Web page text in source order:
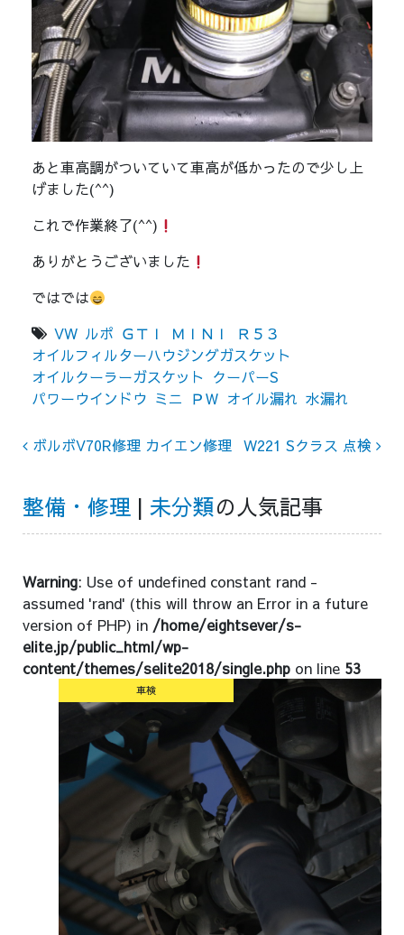
あと車高調がついていて車高が低かったので少し上
げました(^^)
これで作業終了(^^)
ありがとうございました
ではでは
VW ルポ ＧＴＩ ＭＩＮＩ
Ｒ５３
オイルフィルターハウジングガスケット
オイルクーラーガスケット クーパーS
パワーウインドウ ミニ ＰＷ オイル漏れ 水漏れ
Post navigation
ボルボV70R修理 カイエン修理 W221 Sクラス 点検
整備・修理 | 未分類の人気記事
Warning: Use of undefined constant rand -
assumed 'rand' (this will throw an Error in a future
version of PHP) in /home/eightsever/s-
elite.jp/public_html/wp-
content/themes/selite2018/single.php on line 53
車検